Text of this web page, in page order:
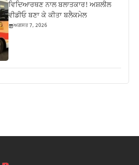
ਵਿਦਿਆਰਥਣ ਨਾਲ ਬਲਾਤਕਾਰ! ਅਸ਼ਲੀਲ
ਵੀਡੀਓ ਬਣਾ ਕੇ ਕੀਤਾ ਬਲੈਕਮੇਲ
ਅਗਸਤ 7, 2026